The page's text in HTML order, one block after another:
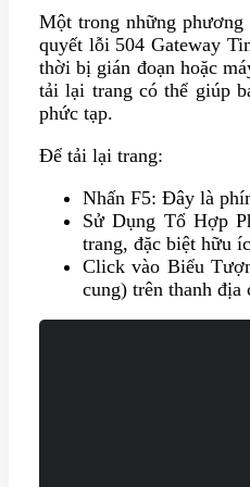
Một trong những
quyết lỗi 504 Gateway
thời bị gián đoạn hoặc
tải lại trang có thể giúp
phức tạp.
Để tải lại trang:
Nhấn F5: Đây là
Sử Dụng Tổ Hợp
trang, đặc biệt hữu
Click vào Biểu
cung) trên thanh